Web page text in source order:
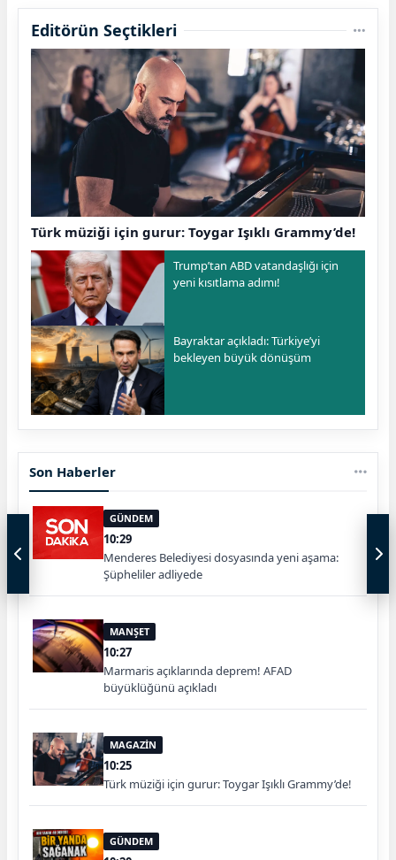
Editörün Seçtikleri
Türk müziği için gurur: Toygar Işıklı Grammy’de!
Trump’tan ABD vatandaşlığı için
yeni kısıtlama adımı!
Bayraktar açıkladı: Türkiye’yi
bekleyen büyük dönüşüm
Son Haberler
GÜNDEM
10:29
Menderes Belediyesi dosyasında yeni aşama:
Şüpheliler adliyede
MANŞET
10:27
Marmaris açıklarında deprem! AFAD
büyüklüğünü açıkladı
MAGAZİN
10:25
Türk müziği için gurur: Toygar Işıklı Grammy’de!
GÜNDEM